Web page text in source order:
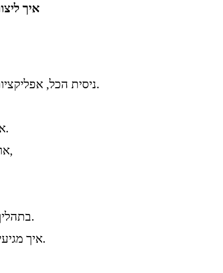
איך
ניסית הכל, אפליקציות, טיולים, הכרויות דרך חברים, אבל רק דושים נכנסים למרחב שלך.
אני אגלה לך סוד, יכול להיות שישנן תבניות עמוקות שעדיין לא שינית.
אותן תבניות מכניסות לחייך את אותם גברים שהתת מודע מכוון אלייך,
בתהליך עמוק, בקורס המשולב תלמדי מהן התבניות שלך ואיך משנים אותן.
איך מגיעים למצב שגברים איכותיים מתחילים איתך ואת, לא מתערערת מכך.